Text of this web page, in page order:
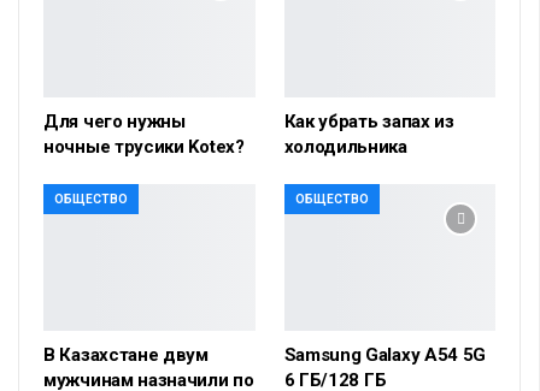
Для чего нужны
ночные трусики Kotex?
Как убрать запах из
холодильника
ОБЩЕСТВО
В Казахстане двум
мужчинам назначили по
ОБЩЕСТВО
Samsung Galaxy A54 5G
6 ГБ/128 ГБ